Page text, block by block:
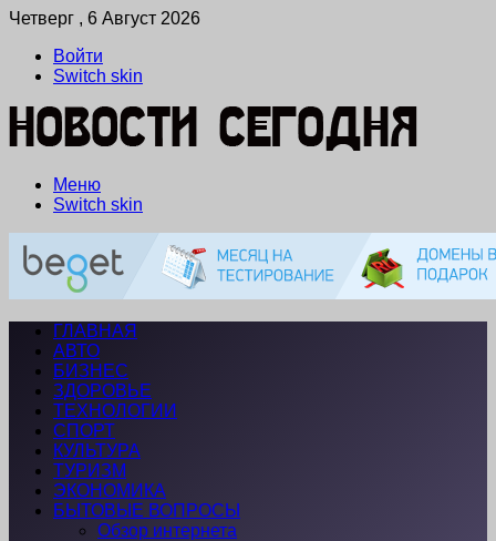
Четверг , 6 Август 2026
Войти
Switch skin
Меню
Switch skin
ГЛАВНАЯ
АВТО
БИЗНЕС
ЗДОРОВЬЕ
ТЕХНОЛОГИИ
СПОРТ
КУЛЬТУРА
ТУРИЗМ
ЭКОНОМИКА
БЫТОВЫЕ ВОПРОСЫ
Обзор интернета